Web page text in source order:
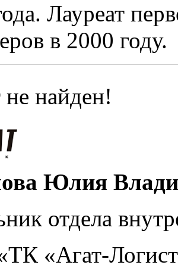
Лауреат
в 2000 году.
найден!
Юлия
отдела
«Агат-